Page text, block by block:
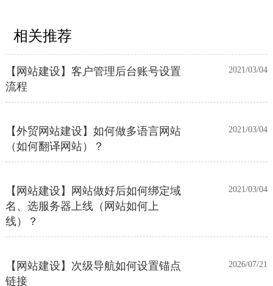
相关推荐
流程
（如何翻译网站）？
名、选服务器上线（网站如何上
线）？
链接